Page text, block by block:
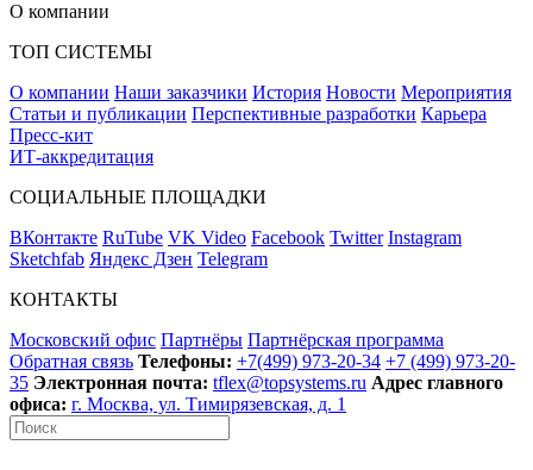
О компании
ТОП СИСТЕМЫ
О компании Наши заказчики История Новости Мероприятия
Статьи и публикации Перспективные разработки Карьера
Пресс-кит
ИТ-аккредитация
СОЦИАЛЬНЫЕ ПЛОЩАДКИ
ВКонтакте RuTube VK Video Facebook Twitter Instagram
Sketchfab Яндекс Дзен Telegram
КОНТАКТЫ
Московский офис Партнёры Партнёрская программа
Обратная связь Телефоны: +7(499) 973-20-34 +7 (499) 973-20-
35 Электронная почта: tflex@topsystems.ru Адрес главного
офиса: г. Москва, ул. Тимирязевская, д. 1